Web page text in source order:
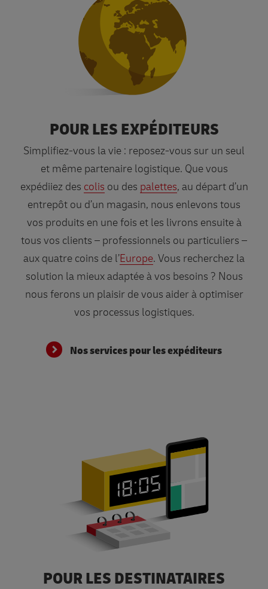
Nos services pour les
POUR LES EXPÉDITEURS
Simplifiez-vous la vie : reposez-vous sur un seul
et même partenaire logistique. Que vous
expédiiez des colis ou des palettes, au départ d’un
entrepôt ou d’un magasin, nous enlevons tous
vos produits en une fois et les livrons ensuite à
tous vos clients – professionnels ou particuliers –
aux quatre coins de l’Europe. Vous recherchez la
solution la mieux adaptée à vos besoins ? Nous
nous ferons un plaisir de vous aider à optimiser
vos processus logistiques.
Nos services pour les expéditeurs
Nos services pour les
POUR LES DESTINATAIRES